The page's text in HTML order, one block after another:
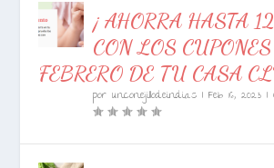
¡ AHORRA HASTA
CON LOS
FEBRERO DE TU CASA
porunconejillodeindias |Feb 16, 2023 |